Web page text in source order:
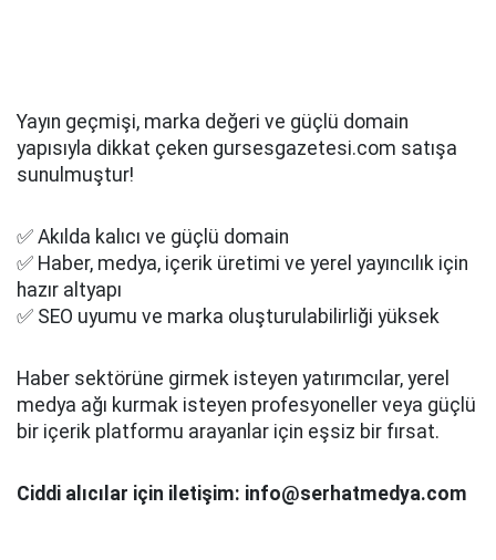
Yayın geçmişi, marka değeri ve güçlü domain
yapısıyla dikkat çeken gursesgazetesi.com satışa
sunulmuştur!
✅ Akılda kalıcı ve güçlü domain
✅ Haber, medya, içerik üretimi ve yerel yayıncılık için
hazır altyapı
✅ SEO uyumu ve marka oluşturulabilirliği yüksek
Haber sektörüne girmek isteyen yatırımcılar, yerel
medya ağı kurmak isteyen profesyoneller veya güçlü
bir içerik platformu arayanlar için eşsiz bir fırsat.
Ciddi alıcılar için iletişim: info@serhatmedya.com